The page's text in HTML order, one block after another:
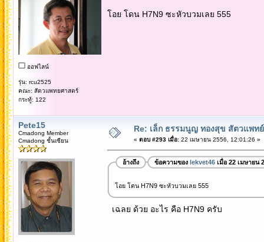
ออฟไลน์
รุ่น: rcu2525
คณะ: สัตวแพทยศาสตร์
กระทู้: 122
โอย โดน H7N9 ซะหัวบวมเลย 555
Pete15
Cmadong Member
Cmadong ชั้นเซียน
Re: เล็ก ธรรมนูญ ทองสุข สัตวแพท
« ตอบ #293 เมื่อ:22 เมษายน 2556, 12:01:26 »
อ้างถึง ข้อความของ lekvet46เมื่อ 22 เมษายน
โอย โดน H7N9 ซะหัวบวมเลย 555
เฉลย ด้วย อะไร คือ H7N9 ครับ